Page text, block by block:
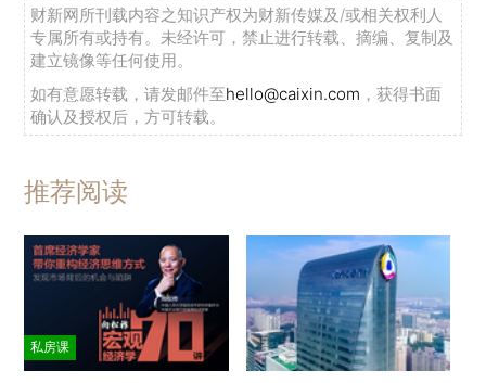
财新网所刊载内容之知识产权为财新传媒及/或相关权利人
专属所有或持有。未经许可，禁止进行转载、摘编、复制及
建立镜像等任何使用。
如有意愿转载，请发邮件至hello@caixin.com ，获得书面
确认及授权后，方可转载。
推荐阅读
私房课